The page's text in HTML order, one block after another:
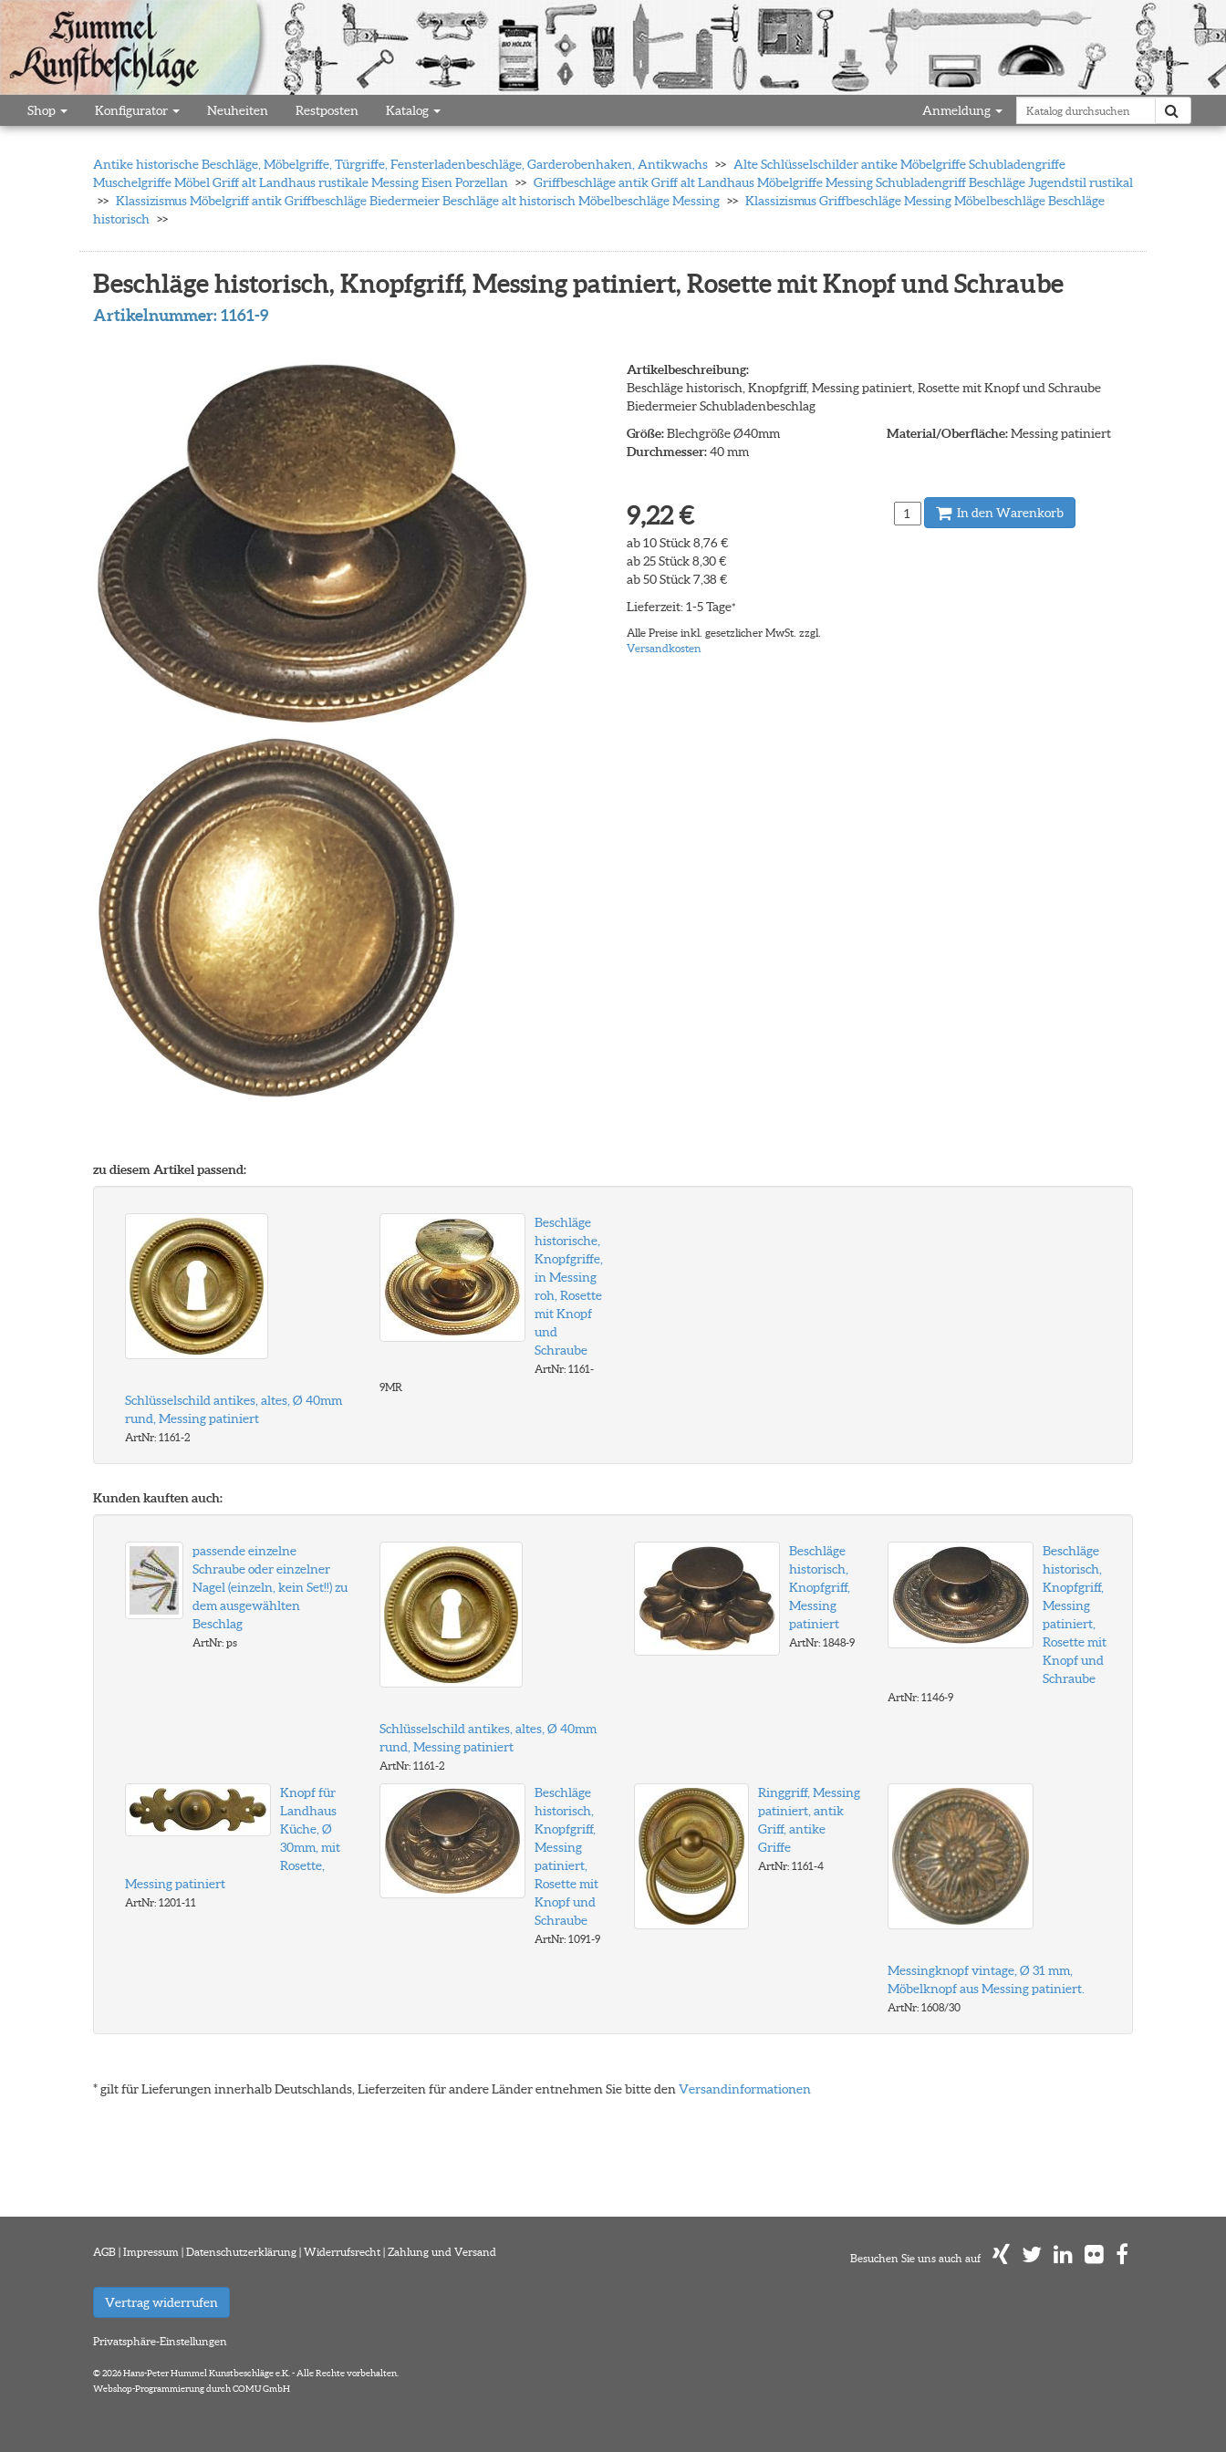
Shop Konfigurator Neuheiten Restposten Katalog Anmeldung
Antike historische Beschläge, Möbelgriffe, Türgriffe, Fensterladenbeschläge, Garderobenhaken, Antikwachs
Alte Schlüsselschilder antike Möbelgriffe Schubladengriffe
Muschelgriffe Möbel Griff alt Landhaus rustikale Messing Eisen Porzellan
Griffbeschläge antik Griff alt Landhaus Möbelgriffe Messing Schubladengriff Beschläge Jugendstil rustikal
Klassizismus Möbelgriff antik Griffbeschläge Biedermeier Beschläge alt historisch Möbelbeschläge Messing
Klassizismus Griffbeschläge Messing Möbelbeschläge Beschläge
historisch
Beschläge historisch, Knopfgriff, Messing patiniert, Rosette mit Knopf und Schraube
Artikelnummer:1161-9
Artikelbeschreibung:
Beschläge historisch, Knopfgriff, Messing patiniert, Rosette mit Knopf und Schraube
Biedermeier Schubladenbeschlag
Größe:Blechgröße Ø40mm
Durchmesser:40 mm
Material/Oberfläche:Messing patiniert
9,22 €
ab 10 Stück 8,76 €
ab 25 Stück 8,30 €
ab 50 Stück 7,38 €
Lieferzeit: 1-5 Tage*
Alle Preise inkl. gesetzlicher MwSt. zzgl.
Versandkosten
In den Warenkorb
zu diesem Artikel passend:
Schlüsselschild antikes, altes, Ø 40mm
rund, Messing patiniert
ArtNr: 1161-2
Beschläge
historische,
Knopfgriffe,
in Messing
roh, Rosette
mit Knopf
und
Schraube
ArtNr: 1161-
9MR
Kunden kauften auch:
passende einzelne
Schraube oder einzelner
Nagel (einzeln, kein Set!!) zu
dem ausgewählten
Beschlag
ArtNr: ps
Schlüsselschild antikes, altes, Ø 40mm
rund, Messing patiniert
ArtNr: 1161-2
Beschläge
historisch,
Knopfgriff,
Messing
patiniert
ArtNr: 1848-9
Beschläge
historisch,
Knopfgriff,
Messing
patiniert,
Rosette mit
Knopf und
Schraube
ArtNr: 1146-9
Knopf für
Landhaus
Küche, Ø
30mm, mit
Rosette,
Messing patiniert
ArtNr: 1201-11
Beschläge
historisch,
Knopfgriff,
Messing
patiniert,
Rosette mit
Knopf und
Schraube
ArtNr: 1091-9
Ringgriff, Messing
patiniert, antik
Griff, antike
Griffe
ArtNr: 1161-4
Messingknopf vintage, Ø 31 mm,
Möbelknopf aus Messing patiniert.
ArtNr: 1608/30
* gilt für Lieferungen innerhalb Deutschlands, Lieferzeiten für andere Länder entnehmen Sie bitte den Versandinformationen
AGB | Impressum | Datenschutzerklärung | Widerrufsrecht | Zahlung und Versand
Vertrag widerrufen
Privatsphäre-Einstellungen
© 2026 Hans-Peter Hummel Kunstbeschläge e.K. - Alle Rechte vorbehalten.
Webshop-Programmierung durch COMU GmbH
Besuchen Sie uns auch auf